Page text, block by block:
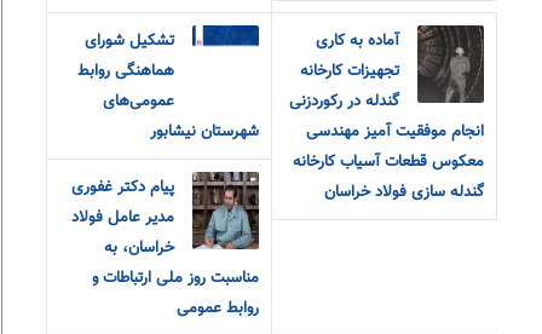
آماده به کاری
تجهیزات کارخانه
گندله در رکوردزنی
انجام موفقیت آمیز مهندسی
معکوس قطعات آسیاب کارخانه
گندله سازی فولاد خراسان
تشکیل شورای
هماهنگی روابط
عمومی‌های
شهرستان نیشابور
پیام دکتر غفوری
مدیر عامل فولاد
خراسان، به
مناسبت روز ملی ارتباطات و
روابط عمومی